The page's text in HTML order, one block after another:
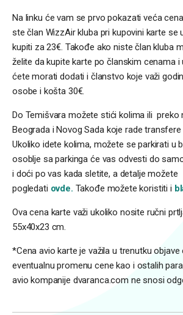
Na linku će vam se prvo pokazati veća
ste član WizzAir kluba pri kupovini karte se
kupiti za 23€. Takođe ako niste član kluba
želite da kupite karte po članskim cenama
ćete morati dodati i članstvo koje važi
osobe i košta 30€.
Do Temišvara možete stići kolima ili preko
Beograda i Novog Sada koje rade
Ukoliko idete kolima, možete se parkirati u
osoblje sa parkinga će vas odvesti do
i doći po vas kada sletite, a detalje možete
pogledati ovde. Takođe možete koristiti i
Ova cena karte važi ukoliko nosite ručni
55x40x23 cm.
*Cena avio karte je važila u trenutku
eventualnu promenu cene kao i ostalih
avio kompanije dvaranca.com ne snosi